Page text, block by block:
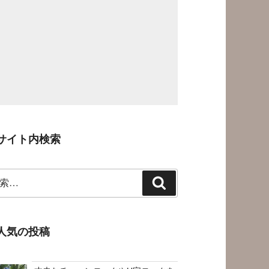
イト内検索
索
気の投稿